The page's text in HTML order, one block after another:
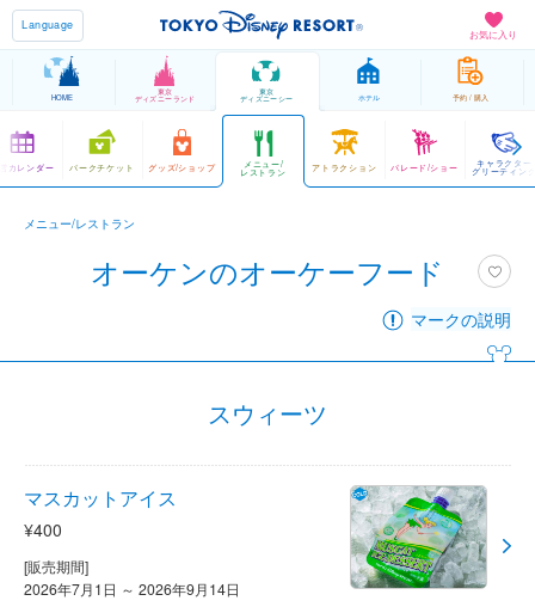
お気に入り
Language
HOME
東京
ディズニーランド
東京
ディズニーシー ホテル 予約 / 購入
カレンダー パークチケット グッズ/ショップ メニュー/
レストラン アトラクション パレード/ショー キャラクター
グリーティング
メニュー/レストラン
オーケンのオーケーフード
マークの説明
スウィーツ
マスカットアイス
¥400
[販売期間]
2026年7月1日 ～ 2026年9月14日